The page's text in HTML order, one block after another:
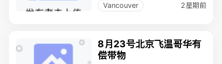
Vancouver 2星期前
8月23号北京飞温哥华有
偿带物